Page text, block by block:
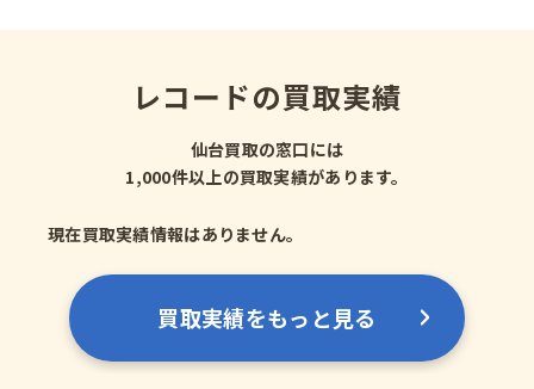
レコードの買取実績
仙台買取の窓口には
1,000件以上の買取実績があります。
現在買取実績情報はありません。
買取実績をもっと見る